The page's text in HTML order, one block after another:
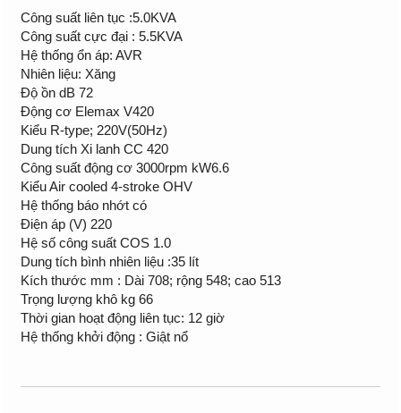
Công suất liên tục :5.0KVA
Công suất cực đại : 5.5KVA
Hệ thống ổn áp: AVR
Nhiên liệu: Xăng
Độ ồn dB 72
Động cơ Elemax V420
Kiểu R-type; 220V(50Hz)
Dung tích Xi lanh CC 420
Công suất động cơ 3000rpm kW6.6
Kiểu Air cooled 4-stroke OHV
Hệ thống báo nhớt có
Điện áp (V) 220
Hệ số công suất COS 1.0
Dung tích bình nhiên liệu :35 lít
Kích thước mm : Dài 708; rộng 548; cao 513
Trọng lượng khô kg 66
Thời gian hoạt động liên tục: 12 giờ
Hệ thống khởi động : Giật nổ